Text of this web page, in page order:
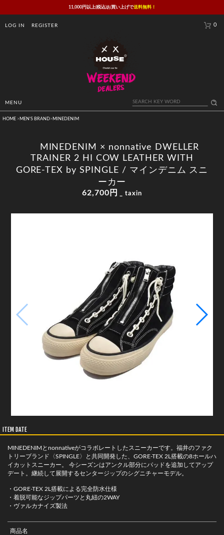
11,000円以上(税込)お買い上げで送料無料！
LOG IN REGISTER 0
MENU
HOME > MEN'S BRAND> MINEDENIM
MINEDENIM × nonnative DWELLER
TRAINER 2 HI COW LEATHER WITH
GORE-TEX by SPINGLE / マインデニム スニ
ーカー
62,700円 _ taxin
ITEM DATE
MINEDENIMとnonnativeがコラボレートしたスニーカーです。福井のファク
トリーブランド〈SPINGLE〉と共同開発した、GORE-TEX 2L搭載の8ホールハ
イカットスニーカー。 今シーズンはアンクル部分にパッドを追加してアップ
デート。継続して展開するセンタージップのシグニチャーモデル。
・GORE-TEX 2L搭載による完全防水仕様
・着脱可能なジップパーツと丸紐の2WAY
・ヴァルカナイズ製法
商品名